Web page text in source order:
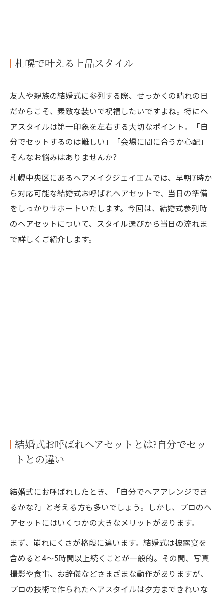
ットの特徴
幅広い年代に対応した技術力
和装・洋装どちらにも対応
大通り駅から徒歩3分の好立地
よくあるご質問
Q. 予約はどのくらい前にすれば良いですか?
Q. ヘアセットにかかる時間はどのくらいで
すか?
Q. 髪が短くてもヘアセットできますか?
Q. 当日、ドレスや着物を着てから行っても
札幌で叶える上品スタイル
友人や親族の結婚式に参列する際、せっかくの晴れの日
だからこそ、素敵な装いで祝福したいですよね。特にヘ
アスタイルは第一印象を左右する大切なポイント。「自
分でセットするのは難しい」「会場に間に合うか心配」
そんなお悩みはありませんか?
札幌中央区にあるヘアメイクジェイエムでは、早朝7時か
ら対応可能な結婚式お呼ばれヘアセットで、当日の準備
をしっかりサポートいたします。今回は、結婚式参列時
のヘアセットについて、スタイル選びから当日の流れま
で詳しくご紹介します。
結婚式お呼ばれヘアセットとは?自分でセッ
トとの違い
結婚式にお呼ばれしたとき、「自分でヘアアレンジでき
るかな?」と考える方も多いでしょう。しかし、プロのヘ
アセットにはいくつかの大きなメリットがあります。
まず、崩れにくさが格段に違います。結婚式は披露宴を
含めると4〜5時間以上続くことが一般的。その間、写真
撮影や食事、お辞儀などさまざまな動作がありますが、
プロの技術で作られたヘアスタイルは夕方まできれいな